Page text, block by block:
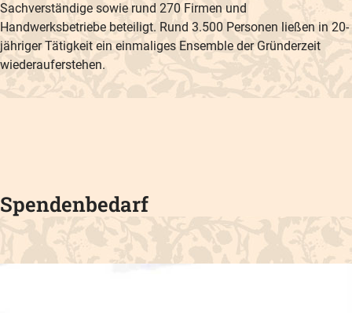
Sachverständige sowie rund 270 Firmen und
Handwerksbetriebe beteiligt. Rund 3.500 Personen ließen in 20-
jähriger Tätigkeit ein einmaliges Ensemble der Gründerzeit
wiederauferstehen.
Spendenbedarf